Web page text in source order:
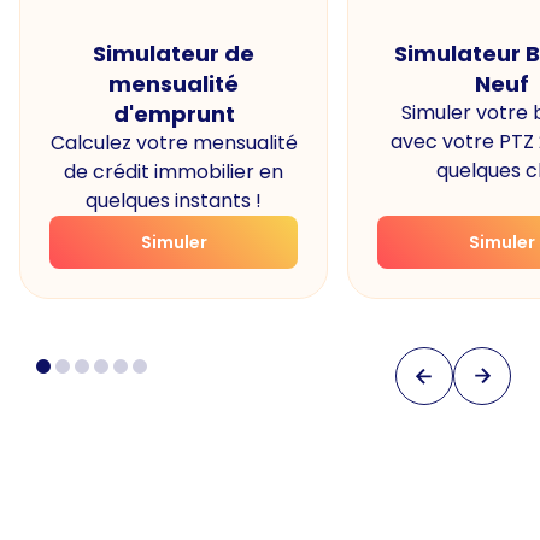
Simulateur de
mensualité
d'emprunt
Calculez votre mensualité
de crédit immobilier en
quelques instants !
Simuler
Simulateur
Neuf
Simuler votre
avec votre PTZ
quelques
Simuler